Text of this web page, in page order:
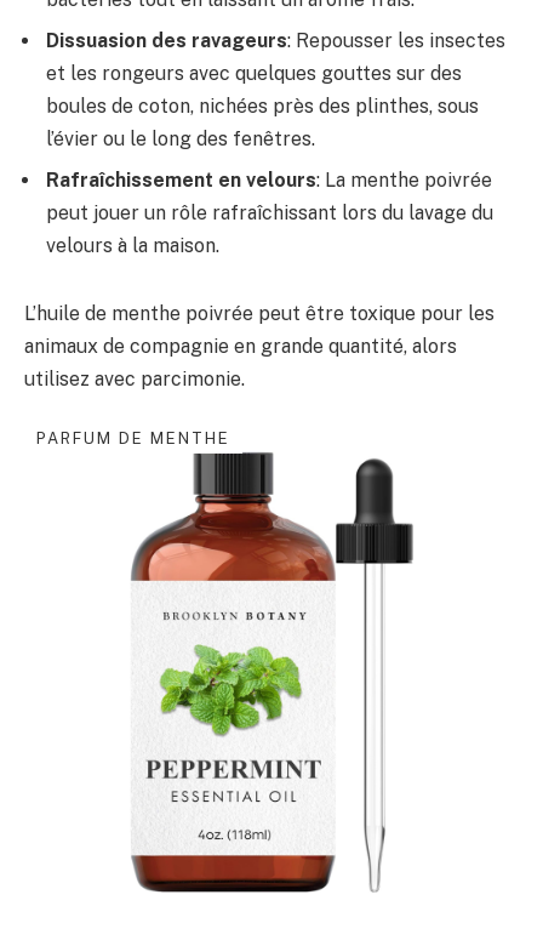
Dissuasion des ravageurs: Repousser les insectes
et les rongeurs avec quelques gouttes sur des
boules de coton, nichées près des plinthes, sous
l’évier ou le long des fenêtres.
Rafraîchissement en velours: La menthe poivrée
peut jouer un rôle rafraîchissant lors du lavage du
velours à la maison.
L’huile de menthe poivrée peut être toxique pour les
animaux de compagnie en grande quantité, alors
utilisez avec parcimonie.
PARFUM DE MENTHE